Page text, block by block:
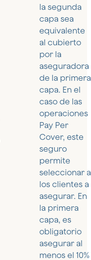
la segunda
capa sea
equivalente
al cubierto
por la
aseguradora
de la primera
capa. En el
caso de las
operaciones
Pay Per
Cover, este
seguro
permite
seleccionar a
los clientes a
asegurar. En
la primera
capa, es
obligatorio
asegurar al
menos el 10%